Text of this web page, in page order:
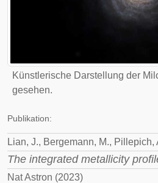
Künstlerische Darstellung der
gesehen.
Publikation:
Lian, J., Bergemann, M., Pillepich,
The integrated metallicity
Nat Astron (2023)